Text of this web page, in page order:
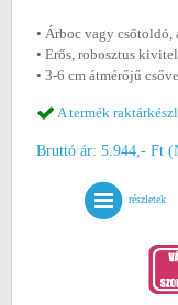
• Árboc vagy
• Erős, robosztus kivitel
• 3-6 cm átmérőjű
A termék
Bruttó ár: 5.944,- Ft
részletek